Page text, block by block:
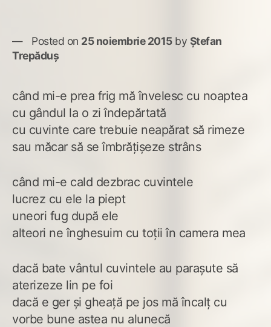
Posted on 25 noiembrie 2015by Ștefan
Trepăduș
când mi-e prea frig mă învelesc cu noaptea
cu gândul la o zi îndepărtată
cu cuvinte care trebuie neapărat să rimeze
sau măcar să se îmbrățișeze strâns
când mi-e cald dezbrac cuvintele
lucrez cu ele la piept
uneori fug după ele
alteori ne înghesuim cu toții în camera mea
dacă bate vântul cuvintele au parașute să
aterizeze lin pe foi
dacă e ger și gheață pe jos mă încalț cu
vorbe bune astea nu alunecă